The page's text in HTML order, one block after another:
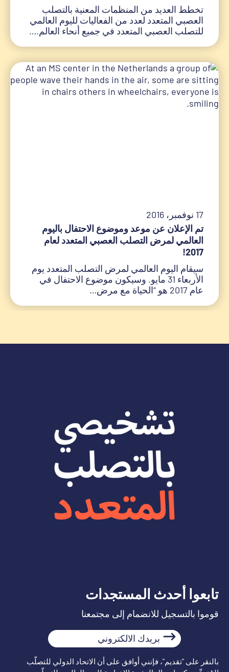
تخطط العديد من المنظمات المعنية بالتصلب
العصبي المتعدد لعدد من الفعاليات لليوم العالمي
للتصلب العصبي المتعدد في جميع أنحاء العالم.…
تم الإعلان عن موعد وموضوع الاحتفال باليوم
العالمي لمرض التصلب العصبي المتعدد لعام
2017!
17 نوفمبر، 2016
سيقام اليوم العالمي لمرض التصلب المتعدد يوم
الأربعاء 31 مايو. وسيكون موضوع الاحتفال في
عام 2017 هو “الحياة مع مرض…
تابعوا أحدث المستجدات
قوموا بالتسجيل للانضمام إلى مجتمعنا
بريدك
الالكتروني
بالنقر على "تقديم"، فإنني أوافق على أن الاتحاد الدولي للتصلّب